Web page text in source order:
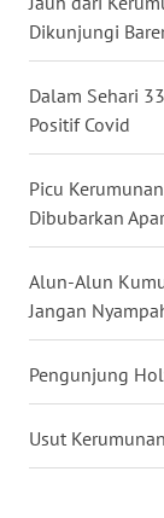
Dikunjungi
Dalam Sehari
Positif Covid
Picu
Dibubarkan
Alun-Alun
Jangan
Pengunjung
Usut
WN
KALBAR
WN
KALTENG
WN
KALTARA
WN
KALSEL
KALTIM
WN